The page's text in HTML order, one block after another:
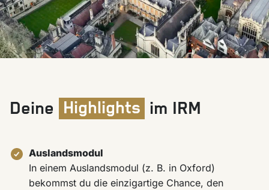
Deine Highlights im IRM
Auslandsmodul
In einem Auslandsmodul (z. B. in Oxford)
bekommst du die einzigartige Chance, den